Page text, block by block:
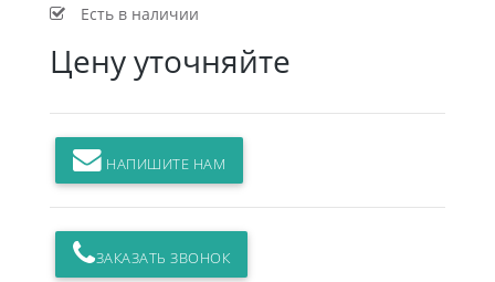
Есть в наличии
Цену уточняйте
НАПИШИТЕ НАМ
ЗАКАЗАТЬ ЗВОНОК